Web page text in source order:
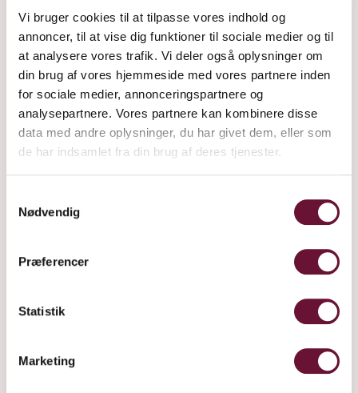
Vi bruger cookies til at tilpasse vores indhold og
annoncer, til at vise dig funktioner til sociale medier og til
at analysere vores trafik. Vi deler også oplysninger om
din brug af vores hjemmeside med vores partnere inden
for sociale medier, annonceringspartnere og
analysepartnere. Vores partnere kan kombinere disse
data med andre oplysninger, du har givet dem, eller som
de har indsamlet fra din brug af deres tjenester.
Nødvendig
Præferencer
Statistik
Marketing
+45 54 90 11 11 - normal telefontid hverdage 8-16
info@frederiksdal.com
ÅBNINGSTIDER hverdage 10 - 16. Weekender og helligdage
11 - 16.
Kreditkort , MobilePay